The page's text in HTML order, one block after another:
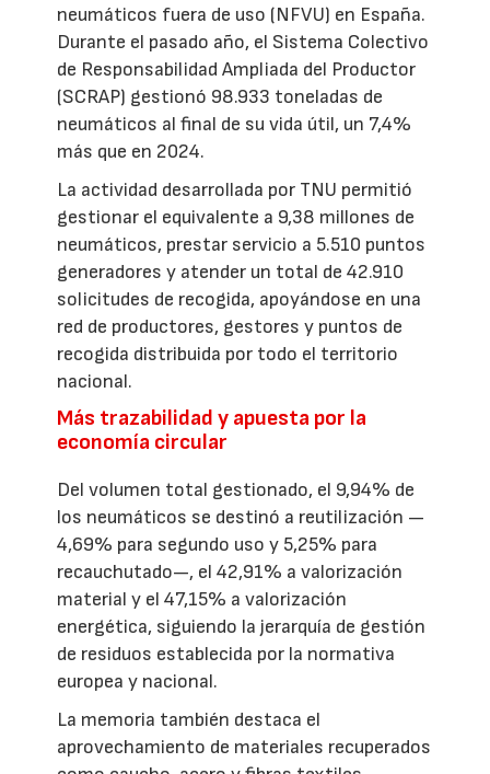
neumáticos fuera de uso (NFVU) en España.
Durante el pasado año, el Sistema Colectivo
de Responsabilidad Ampliada del Productor
(SCRAP) gestionó 98.933 toneladas de
neumáticos al final de su vida útil, un 7,4%
más que en 2024.
La actividad desarrollada por TNU permitió
gestionar el equivalente a 9,38 millones de
neumáticos, prestar servicio a 5.510 puntos
generadores y atender un total de 42.910
solicitudes de recogida, apoyándose en una
red de productores, gestores y puntos de
recogida distribuida por todo el territorio
nacional.
Más trazabilidad y apuesta por la
economía circular
Del volumen total gestionado, el 9,94% de
los neumáticos se destinó a reutilización —
4,69% para segundo uso y 5,25% para
recauchutado—, el 42,91% a valorización
material y el 47,15% a valorización
energética, siguiendo la jerarquía de gestión
de residuos establecida por la normativa
europea y nacional.
La memoria también destaca el
aprovechamiento de materiales recuperados